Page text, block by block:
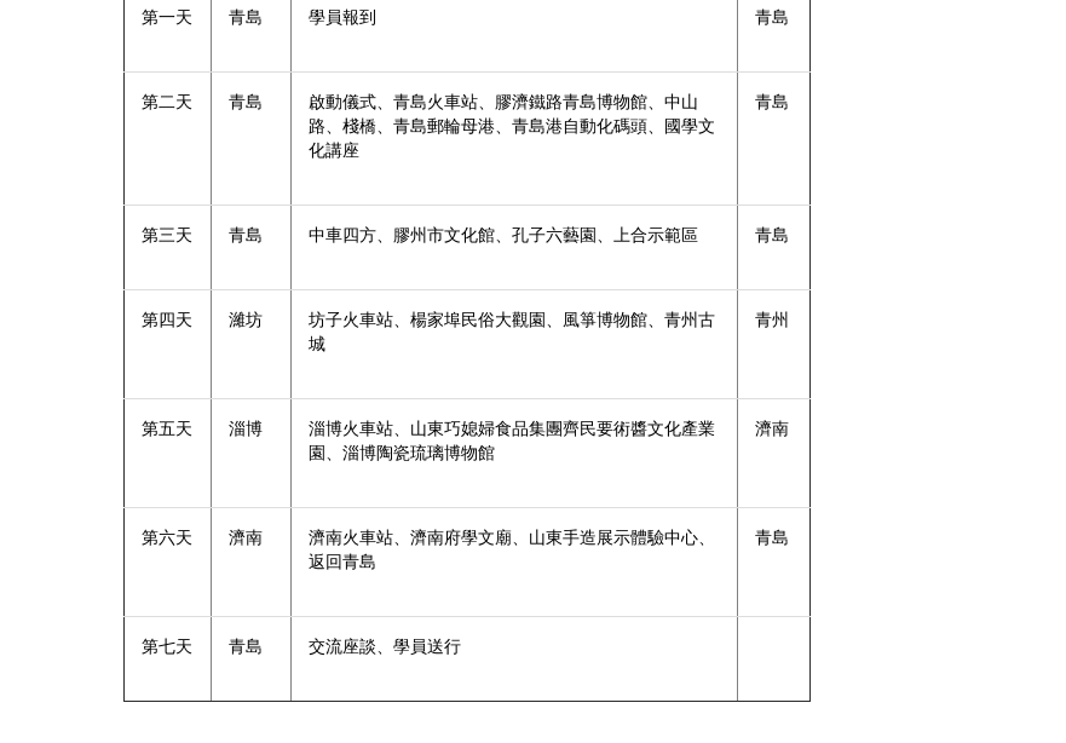
第一天 青島 學員報到 青島
第二天 青島
啟動儀式、青島火車站、膠濟鐵路青島博物館、中山
路、棧橋、青島郵輪母港、青島港自動化碼頭、國學文
化講座
青島
第三天 青島 中車四方、膠州市文化館、孔子六藝園、上合示範區 青島
第四天 濰坊
坊子火車站、楊家埠民俗大觀園、風箏博物館、青州古
城
青州
第五天 淄博
淄博火車站、山東巧媳婦食品集團齊民要術醬文化產業
園、淄博陶瓷琉璃博物館
濟南
第六天 濟南
濟南火車站、濟南府學文廟、山東手造展示體驗中心、
返回青島
青島
第七天 青島 交流座談、學員送行